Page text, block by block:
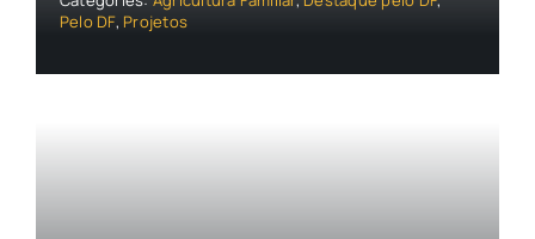
Pelo DF, Projetos